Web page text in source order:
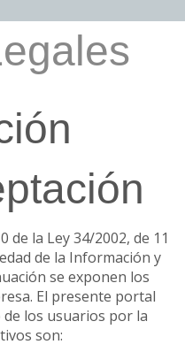
de la Ley 34/2002, de 11
de la Información y
se exponen los
El presente portal
los usuarios por la
son: